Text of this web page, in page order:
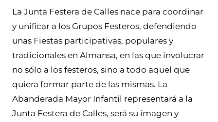
La Junta Festera de Calles nace para coordinar
y unificar a los Grupos Festeros, defendiendo
unas Fiestas participativas, populares y
tradicionales en Almansa, en las que involucrar
no sólo a los festeros, sino a todo aquel que
quiera formar parte de las mismas. La
Abanderada Mayor Infantil representará a la
Junta Festera de Calles, será su imagen y